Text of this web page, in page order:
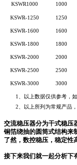
KSWR1000 1000
KSWR-1250 1250
KSWR-1600 1600
KSWR-1800 1800
KSWR-2000 2000
KSWR-2500 2500
KSWR-3000 3000
1
、以上数据仅供参考，
2 、以上所列为常规产品
交流稳压器分为干式稳压
铜箔绕抽的圆筒式结构来
了然，数控稳压，稳定性
接下来我们就一起分析下